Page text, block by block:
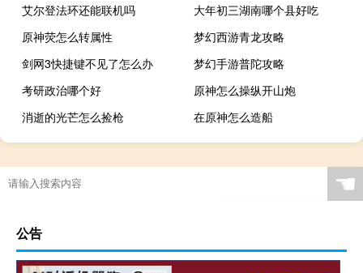
艾尔登法环还能联机吗
大年初三湖南哪个县好吃
原神荧怎么转属性
梦幻西游青龙攻略
剑网3快捷键不见了怎么办
梦幻手游普陀攻略
考研政治哪个好
原神怎么操纵开山炮
消逝的光芒怎么捡枪
在原神怎么造船
☚
公告